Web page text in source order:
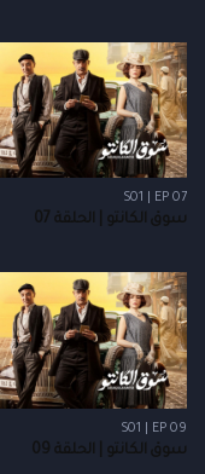
S01 | EP 07
سوق الكانتو | الحلقة 07
S01 | EP 09
سوق الكانتو | الحلقة 09